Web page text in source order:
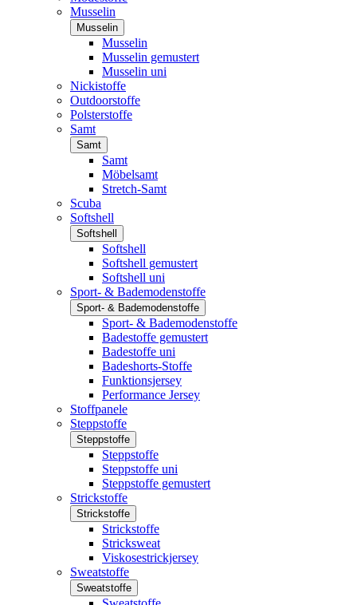
Musselin
Musselin
Musselin
Musselin gemustert
Musselin uni
Nickistoffe
Outdoorstoffe
Polsterstoffe
Samt
Samt
Samt
Möbelsamt
Stretch-Samt
Scuba
Softshell
Softshell
Softshell
Softshell gemustert
Softshell uni
Sport- & Bademodenstoffe
Sport- & Bademodenstoffe
Sport- & Bademodenstoffe
Badestoffe gemustert
Badestoffe uni
Badeshorts-Stoffe
Funktionsjersey
Performance Jersey
Stoffpanele
Steppstoffe
Steppstoffe
Steppstoffe
Steppstoffe uni
Steppstoffe gemustert
Strickstoffe
Strickstoffe
Strickstoffe
Stricksweat
Viskosestrickjersey
Sweatstoffe
Sweatstoffe